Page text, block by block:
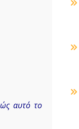
αυτό το